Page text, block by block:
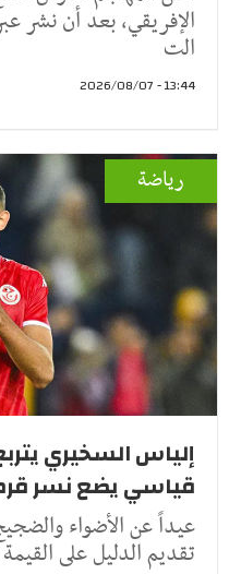
الإفريقي، بعد أن نشر
الت
13:44 - 2026/08/07
رياضة
إلياس السخيري
قياسي يضع نسر
عيداً عن الأضواء
تقديم الدليل على